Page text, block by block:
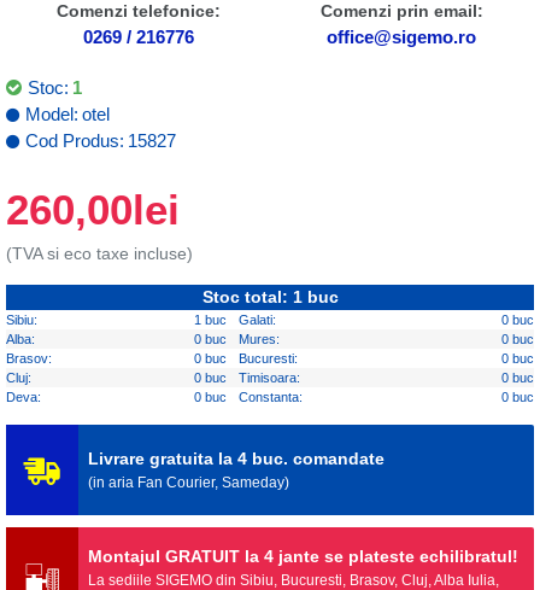
Comenzi telefonice:
0269 / 216776
Comenzi prin email:
office@sigemo.ro
260,00lei
(TVA si eco taxe incluse)
Stoc: 1
Model: otel
Cod Produs: 15827
Stoc total: 1 buc
Sibiu: 1 buc Galati:
0 buc
Alba:
0 buc Mures:
0 buc
Brasov:
0 buc Bucuresti:
0 buc
Cluj:
0 buc Timisoara:
0 buc
Deva:
0 buc Constanta: 0 buc
Livrare gratuita la 4 buc. comandate
(in aria Fan Courier, Sameday)
Montajul GRATUIT la 4 jante se plateste echilibratul!
La sediile SIGEMO din Sibiu, Bucuresti, Brasov, Cluj, Alba Iulia,